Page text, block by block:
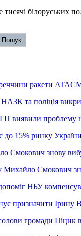
білоруських
Пошук
ракети
та поліція
виявили проблему
до 15% ринку
Смокович знову
Михайло Смокович
НБУ
призначити
громади Піцик